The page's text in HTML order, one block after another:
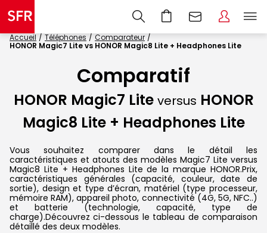
Accueil Téléphones
Comparateur
HONOR Magic7 Lite vs HONOR Magic8 Lite + Headphones Lite
Comparatif
HONOR Magic7 Lite versus HONOR
Magic8 Lite + Headphones Lite
Vous souhaitez comparer dans le détail les
caractéristiques et atouts des modèles Magic7 Lite versus
Magic8 Lite + Headphones Lite de la marque HONOR.Prix,
caractéristiques générales (capacité, couleur, date de
sortie), design et type d’écran, matériel (type processeur,
mémoire RAM), appareil photo, connectivité (4G, 5G, NFC..)
et batterie (technologie, capacité, type de
charge).Découvrez ci-dessous le tableau de comparaison
détaillé des deux modèles.